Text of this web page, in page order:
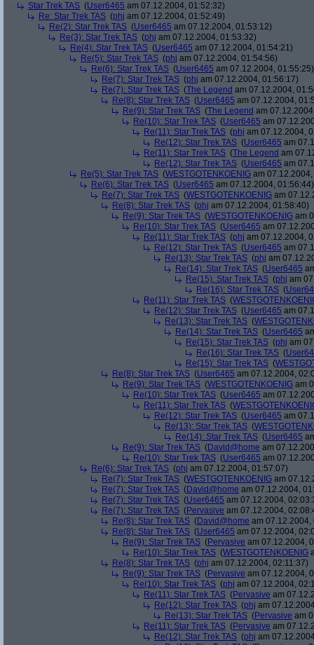
Star Trek TAS (User6465 am 07.12.2004, 01:52:32)
Re: Star Trek TAS (phj am 07.12.2004, 01:52:49)
Re(2): Star Trek TAS (User6465 am 07.12.2004, 01:53:12)
Re(3): Star Trek TAS (phj am 07.12.2004, 01:53:32)
Re(4): Star Trek TAS (User6465 am 07.12.2004, 01:54:21)
Re(5): Star Trek TAS (phj am 07.12.2004, 01:54:56)
Re(6): Star Trek TAS (User6465 am 07.12.2004, 01:55:25)
Re(7): Star Trek TAS (phj am 07.12.2004, 01:56:17)
Re(7): Star Trek TAS (The Legend am 07.12.2004,
Re(8): Star Trek TAS (User6465 am 07.12.2004,
Re(9): Star Trek TAS (The Legend am
Re(10): Star Trek TAS (User6465 am
Re(11): Star Trek TAS (phj am 07.12.2004,
Re(12): Star Trek TAS (User6465 am
Re(11): Star Trek TAS (The Legend am
Re(12): Star Trek TAS (User6465 am
Re(5): Star Trek TAS (WESTGOTENKOENIG am
Re(6): Star Trek TAS (User6465 am 07.12.2004, 01:56:44)
Re(7): Star Trek TAS (WESTGOTENKOENIG am
Re(8): Star Trek TAS (phj am 07.12.2004, 01:58:40)
Re(9): Star Trek TAS (WESTGOTENKOENIG am
Re(10): Star Trek TAS (User6465 am
Re(11): Star Trek TAS (phj am 07.12.2004,
Re(12): Star Trek TAS (User6465 am
Re(13): Star Trek TAS (phj am
Re(14): Star Trek TAS (User6465
Re(15): Star Trek TAS (phj am
Re(16): Star Trek TAS (
Re(11): Star Trek TAS (
Re(12): Star Trek TAS (User6465 am
Re(13): Star Trek TAS (
Re(14): Star Trek TAS (User6465
Re(15): Star Trek TAS (phj am
Re(16): Star Trek TAS (
Re(15): Star Trek TAS (
Re(8): Star Trek TAS (User6465 am 07.12.2004,
Re(9): Star Trek TAS (WESTGOTENKOENIG am
Re(10): Star Trek TAS (User6465 am
Re(11): Star Trek TAS (
Re(12): Star Trek TAS (User6465 am
Re(13): Star Trek TAS (
Re(14): Star Trek TAS (User6465
Re(9): Star Trek TAS (David@home am
Re(10): Star Trek TAS (User6465 am
Re(6): Star Trek TAS (phj am 07.12.2004, 01:57:07)
Re(7): Star Trek TAS (WESTGOTENKOENIG am
Re(7): Star Trek TAS (David@home am 07.12.2004,
Re(7): Star Trek TAS (User6465 am 07.12.2004,
Re(7): Star Trek TAS (Pervasive am 07.12.2004,
Re(8): Star Trek TAS (David@home am 07.12.2004,
Re(8): Star Trek TAS (User6465 am 07.12.2004,
Re(9): Star Trek TAS (Pervasive am 07.12.2004,
Re(10): Star Trek TAS (WESTGOTENKOENIG
Re(8): Star Trek TAS (phj am 07.12.2004, 02:11:37)
Re(9): Star Trek TAS (Pervasive am 07.12.2004,
Re(10): Star Trek TAS (phj am 07.12.2004,
Re(11): Star Trek TAS (Pervasive am
Re(12): Star Trek TAS (phj am
Re(13): Star Trek TAS (Pervasive am
Re(11): Star Trek TAS (Pervasive am
Re(12): Star Trek TAS (phj am